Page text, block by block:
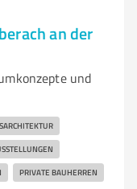
an der
und
PRIVATE BAUHERREN